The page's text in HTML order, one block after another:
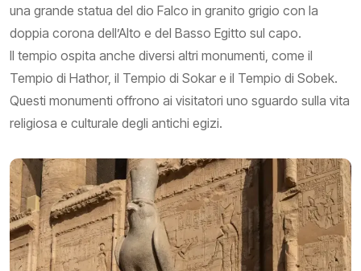
una grande statua del dio Falco in granito grigio con la
doppia corona dell’Alto e del Basso Egitto sul capo.
Il tempio ospita anche diversi altri monumenti, come il
Tempio di Hathor, il Tempio di Sokar e il Tempio di Sobek.
Questi monumenti offrono ai visitatori uno sguardo sulla vita
religiosa e culturale degli antichi egizi.